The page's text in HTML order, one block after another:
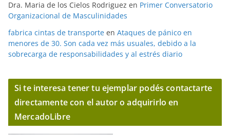
Dra. Maria de los Cielos Rodriguez en Primer Conversatorio
Organizacional de Masculinidades
fabrica cintas de transporte en Ataques de pánico en
menores de 30. Son cada vez más usuales, debido a la
sobrecarga de responsabilidades y al estrés diario
Si te interesa tener tu ejemplar podés contactarte
directamente con el autor o adquirirlo en
MercadoLibre